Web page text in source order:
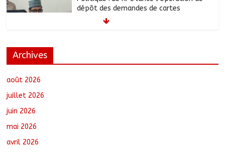
dépôt des demandes de cartes
d’adhésion
Archives
août 2026
juillet 2026
juin 2026
mai 2026
avril 2026